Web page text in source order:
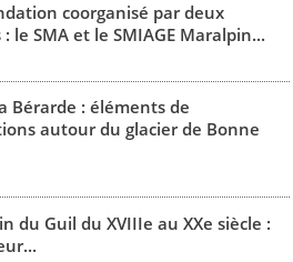
coorganisé par deux
le SMA et le SMIAGE Maralpin...
Bérarde : éléments de
autour du glacier de Bonne
du Guil du XVIIIe au XXe siècle :